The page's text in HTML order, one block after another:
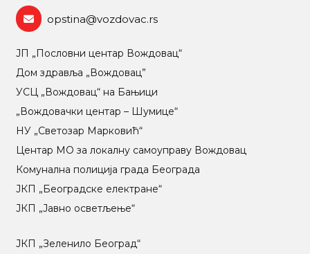
opstina@vozdovac.rs
ЈП „Пословни центар Вождовац“
Дом здравља „Вождовац”
УСЦ „Вождовац“ на Бањици
„Вождовачки центар – Шумице“
НУ „Светозар Марковић“
Центар МO за локалну самоуправу Вождовац
Комунална полиција града Београда
ЈКП „Београдске електране“
ЈКП „Јавно осветљење“
ЈКП „Зеленило Београд“